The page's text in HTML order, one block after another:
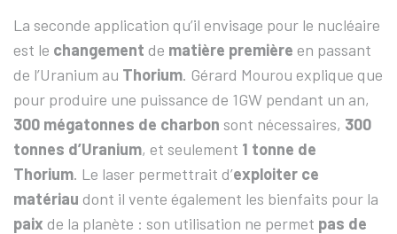
La seconde application qu’il envisage pour le nucléaire
est le changement de matière première en passant
de l’Uranium au Thorium. Gérard Mourou explique que
pour produire une puissance de 1GW pendant un an,
300 mégatonnes de charbon sont nécessaires, 300
tonnes d’Uranium, et seulement 1 tonne de
Thorium. Le laser permettrait d’exploiter ce
matériau dont il vente également les bienfaits pour la
paix de la planète : son utilisation ne permet pas de